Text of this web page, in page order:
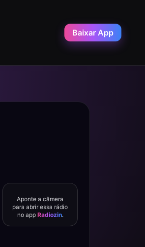
Baixar App
Aponte a câmera
para abrir essa rádio
no app Radiozin.